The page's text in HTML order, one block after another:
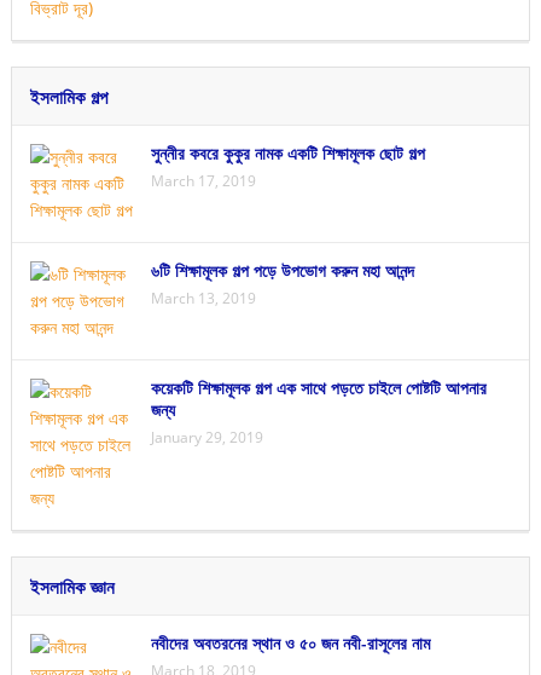
ইসলামিক গল্প
সুন্নীর কবরে কুকুর নামক একটি শিক্ষামূলক ছোট গল্প
March 17, 2019
৬টি শিক্ষামূলক গল্প পড়ে উপভোগ করুন মহা আনন্দ
March 13, 2019
কয়েকটি শিক্ষামূলক গল্প এক সাথে পড়তে চাইলে পোষ্টটি আপনার
জন্য
January 29, 2019
ইসলামিক জ্ঞান
নবীদের অবতরনের স্থান ও ৫০ জন নবী-রাসূলের নাম